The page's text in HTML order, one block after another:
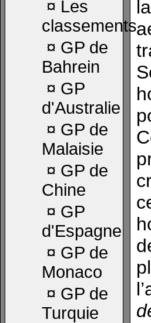
¤ Les
classements
¤ GP de
Bahrein
¤ GP
d'Australie
¤ GP de
Malaisie
¤ GP de
Chine
¤ GP
d'Espagne
¤ GP de
Monaco
¤ GP de
Turquie